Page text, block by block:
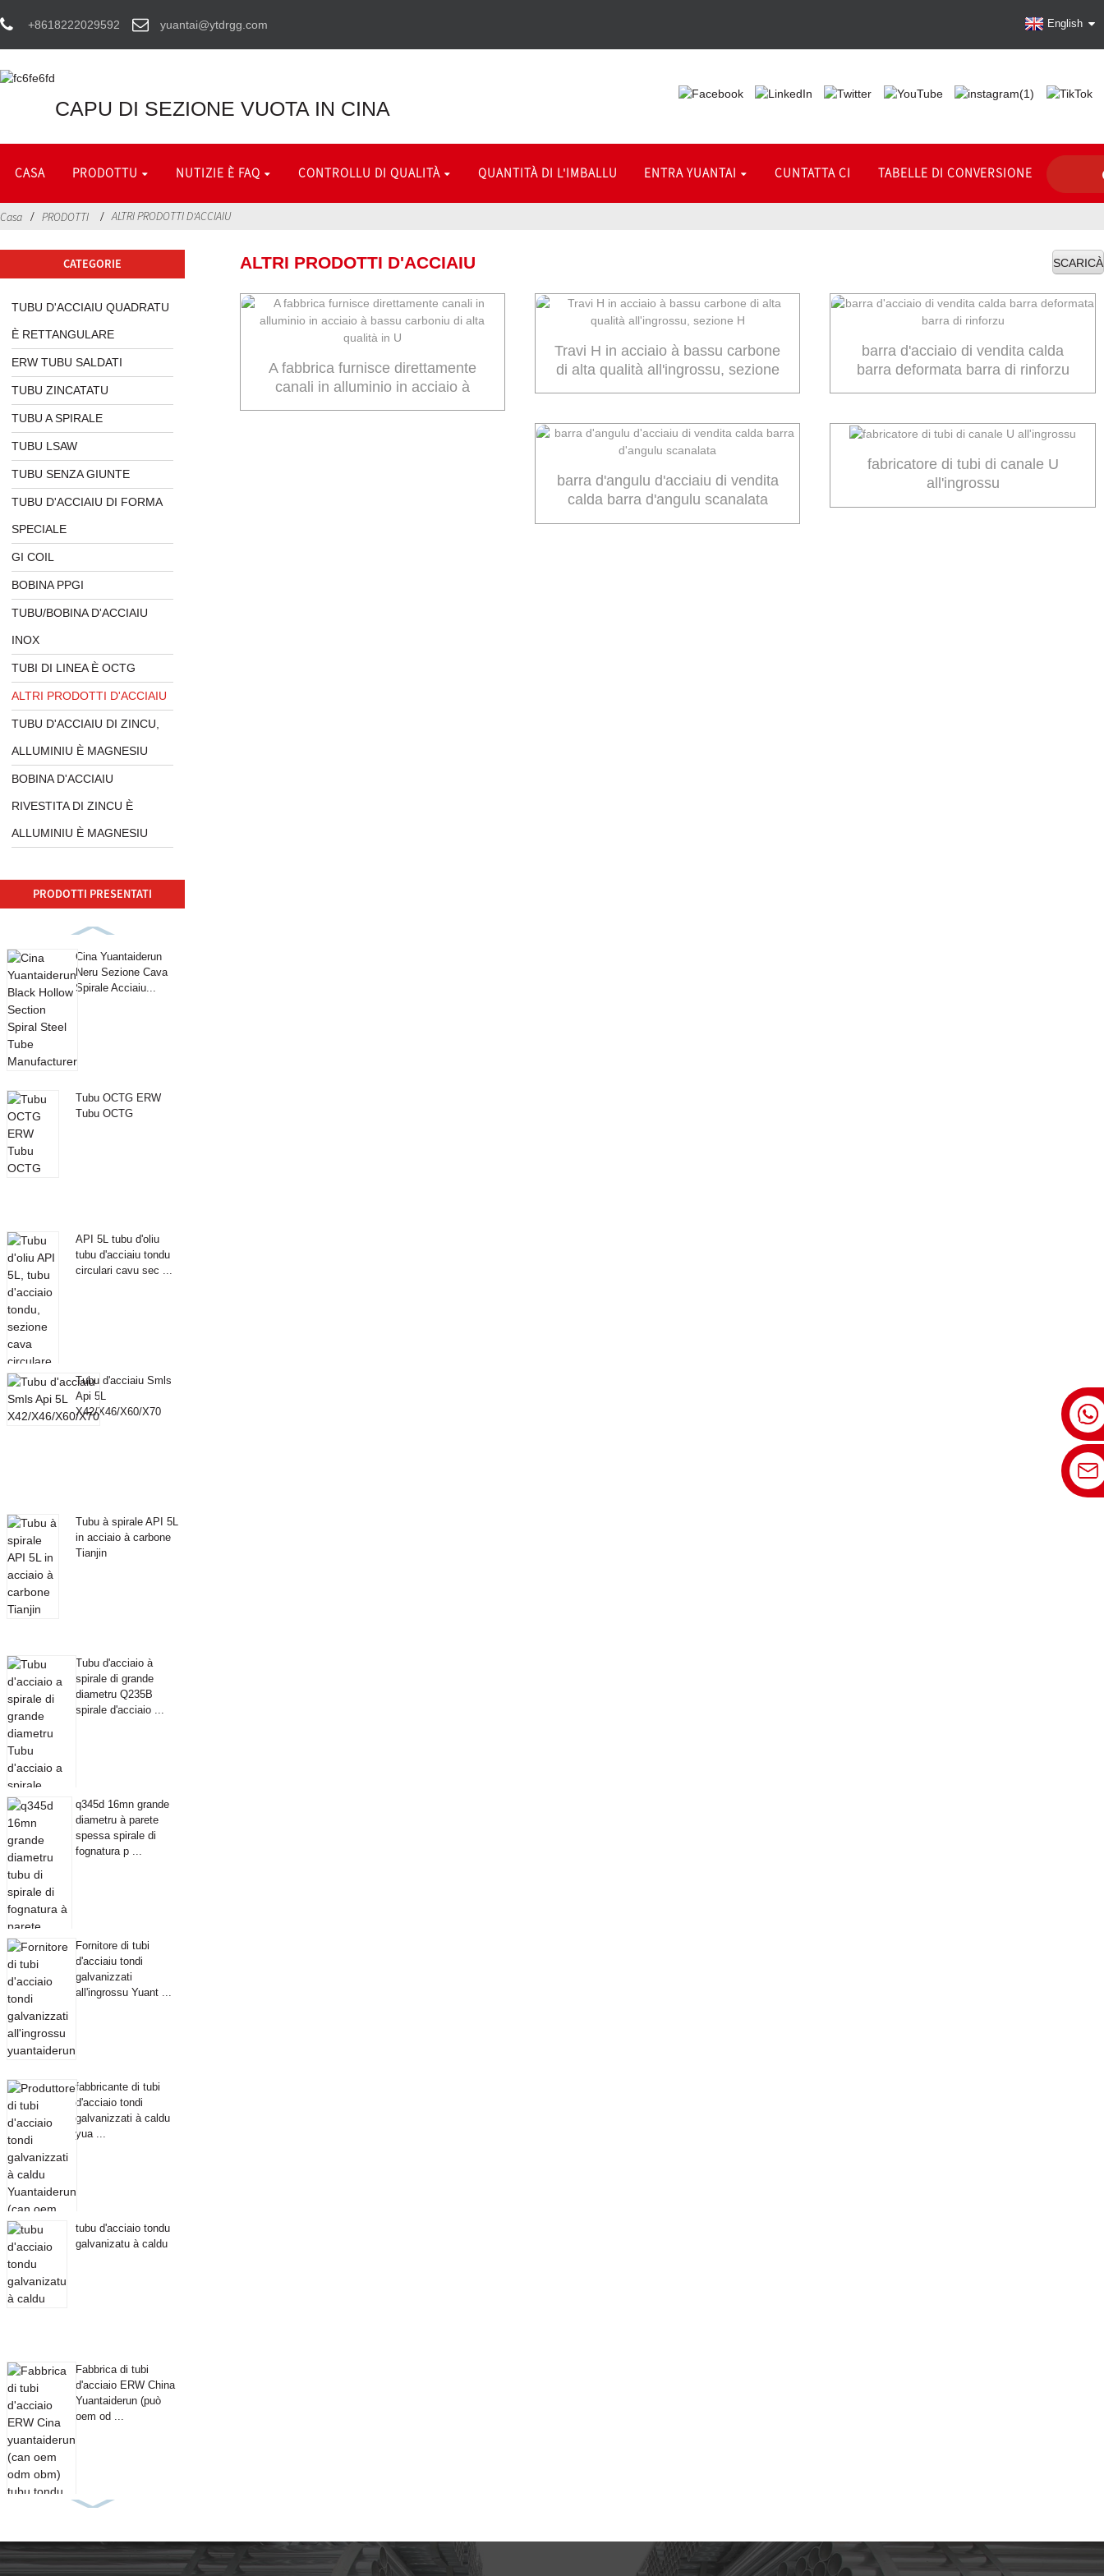
+8618222029592 yuantai@ytdrgg.com English
CAPU DI SEZIONE VUOTA IN CINA
CASA PRODOTTU NUTIZIE È FAQ CONTROLLU DI QUALITÀ QUANTITÀ DI L'IMBALLU ENTRA YUANTAI CUNTATTA CI TABELLE DI CONVERSIONE
Casa PRODOTTI ALTRI PRODOTTI D'ACCIAIU
CATEGORIE
TUBU D'ACCIAIU QUADRATU
È RETTANGULARE
ERW TUBU SALDATI
TUBU ZINCATATU
TUBU A SPIRALE
TUBU LSAW
TUBU SENZA GIUNTE
TUBU D'ACCIAIU DI FORMA
SPECIALE
GI COIL
BOBINA PPGI
TUBU/BOBINA D'ACCIAIU
INOX
TUBI DI LINEA È OCTG
ALTRI PRODOTTI D'ACCIAIU
TUBU D'ACCIAIU DI ZINCU,
ALLUMINIU È MAGNESIU
BOBINA D'ACCIAIU
RIVESTITA DI ZINCU È
ALLUMINIU È MAGNESIU
PRODOTTI PRESENTATI
Cina Yuantaiderun
Neru Sezione Cava
Spirale Acciaiu...
Tubu OCTG ERW
Tubu OCTG
API 5L tubu d'oliu
tubu d'acciaiu tondu
circulari cavu sec ...
Tubu d'acciaiu Smls
Api 5L
X42/X46/X60/X70
Tubu à spirale API 5L
in acciaio à carbone
Tianjin
Tubu d'acciaio à
spirale di grande
diametru Q235B
spirale d'acciaio ...
q345d 16mn grande
diametru à parete
spessa spirale di
fognatura p ...
Fornitore di tubi
d'acciaiu tondi
galvanizzati
all'ingrossu Yuant ...
fabbricante di tubi
d'acciaio tondi
galvanizzati à caldu
yua ...
tubu d'acciaio tondu
galvanizatu à caldu
Fabbrica di tubi
d'acciaio ERW China
Yuantaiderun (può
oem od ...
ALTRI PRODOTTI D'ACCIAIU SCARICÀ
A fabbrica furnisce direttamente
canali in alluminio in acciaio à
Travi H in acciaio à bassu carbone
di alta qualità all'ingrossu, sezione
barra d'acciaio di vendita calda
barra deformata barra di rinforzu
barra d'angulu d'acciaiu di vendita
calda barra d'angulu scanalata
fabricatore di tubi di canale U
all'ingrossu